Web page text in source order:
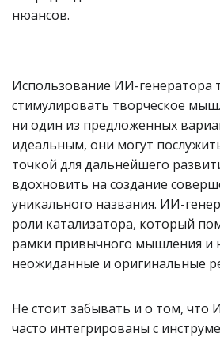
нюансов.
Использование ИИ-генератора
стимулировать творческое
ни один из предложенных
идеальным, они могут
точкой для дальнейшего
вдохновить на создание
уникального названия. ИИ-
роли катализатора, который
рамки привычного мышления и
неожиданные и оригинальные
Не стоит забывать и о том, что
часто интегрированы с